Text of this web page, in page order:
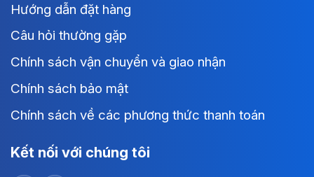
Hướng dẫn đặt hàng
Câu hỏi thường gặp
Chính sách vận chuyển và giao nhận
Chính sách bảo mật
Chính sách về các phương thức thanh toán
Kết nối với chúng tôi